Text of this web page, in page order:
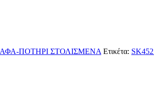
ΠΟΤΗΡΙ ΣΤΟΛΙΣΜΕΝΑ Ετικέτα: